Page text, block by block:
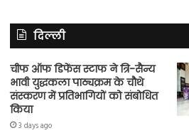
दिल्ली
चीफ ऑफ डिफेंस स्टाफ ने त्रि-सैन्य
भावी युद्धकला पाठ्यक्रम के चौथे
संस्करण में प्रतिभागियों को संबोधित
किया
3 days ago